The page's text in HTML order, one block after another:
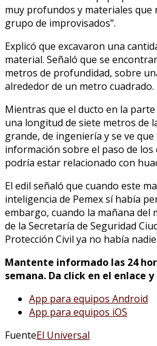
muy profundos y materiales que
grupo de improvisados”.
Explicó que excavaron una
material. Señaló que se
metros de profundidad, sobre
alrededor de un metro cuadrado.
Mientras que el ducto en la
una longitud de siete metros de
grande, de ingeniería y se ve
información sobre el paso de los
podría estar relacionado con
El edil señaló que cuando este
inteligencia de Pemex sí había
embargo, cuando la mañana del
de la Secretaría de Seguridad
Protección Civil ya no había nadie.
Mantente informado las 24
semana. Da click en el enlace
App para equipos Android
App para equipos iOS
FuenteEl Universal